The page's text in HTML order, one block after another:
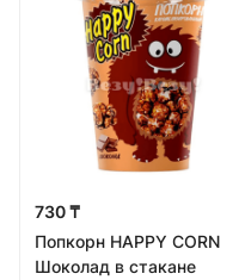
730 ₸
Попкорн HAPPY CORN
Шоколад в стакане